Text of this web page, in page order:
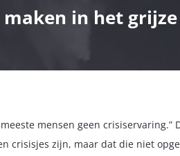
in het grijze
mensen geen
crisisjes zijn, maar dat die niet